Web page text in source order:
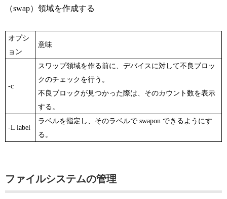
（swap）領域を作成する
オプシ
ョン
意味
-c
スワップ領域を作る前に、デバイスに対して不良ブロッ
クのチェックを行う。
不良ブロックが見つかった際は、そのカウント数を表示
する。
-L label
ラベルを指定し、そのラベルで swapon できるようにす
る。
ファイルシステムの管理